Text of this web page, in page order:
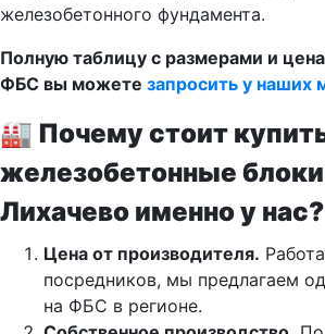
железобетонного фундамента.
Полную таблицу с размерами и
ФБС вы можете запросить у наших
🏭 Почему стоит
железобетонные
Лихачево именно у нас?
Цена от производителя.
посредников, мы предлагаем
на ФБС в регионе.